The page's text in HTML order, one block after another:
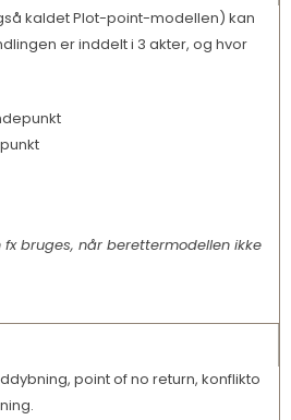
kaldet Plot-point-modellen) kan
er inddelt i 3 akter, og hvor
bruges, når berettermodellen ikke
point of no return, konflikto